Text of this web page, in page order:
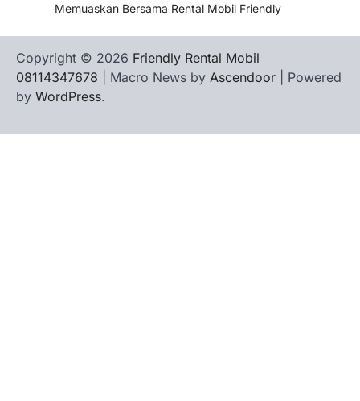
Memuaskan Bersama Rental Mobil Friendly
Copyright © 2026 Friendly Rental Mobil
08114347678 | Macro News by Ascendoor | Powered
by WordPress.
KamiPolicy
of Kami